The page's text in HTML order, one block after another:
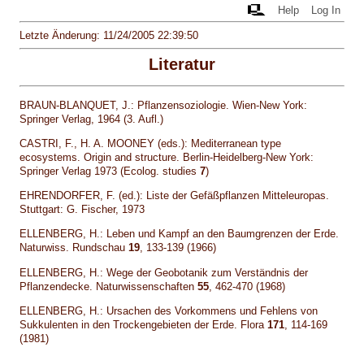
Help Log In
Letzte Änderung: 11/24/2005 22:39:50
Literatur
BRAUN-BLANQUET, J.: Pflanzensoziologie. Wien-New York:
Springer Verlag, 1964 (3. Aufl.)
CASTRI, F., H. A. MOONEY (eds.): Mediterranean type
ecosystems. Origin and structure. Berlin-Heidelberg-New York:
Springer Verlag 1973 (Ecolog. studies7)
EHRENDORFER, F. (ed.): Liste der Gefäßpflanzen Mitteleuropas.
Stuttgart: G. Fischer, 1973
ELLENBERG, H.: Leben und Kampf an den Baumgrenzen der Erde.
Naturwiss. Rundschau19, 133-139 (1966)
ELLENBERG, H.: Wege der Geobotanik zum Verständnis der
Pflanzendecke. Naturwissenschaften55 , 462-470 (1968)
ELLENBERG, H.: Ursachen des Vorkommens und Fehlens von
Sukkulenten in den Trockengebieten der Erde. Flora171, 114-169
(1981)